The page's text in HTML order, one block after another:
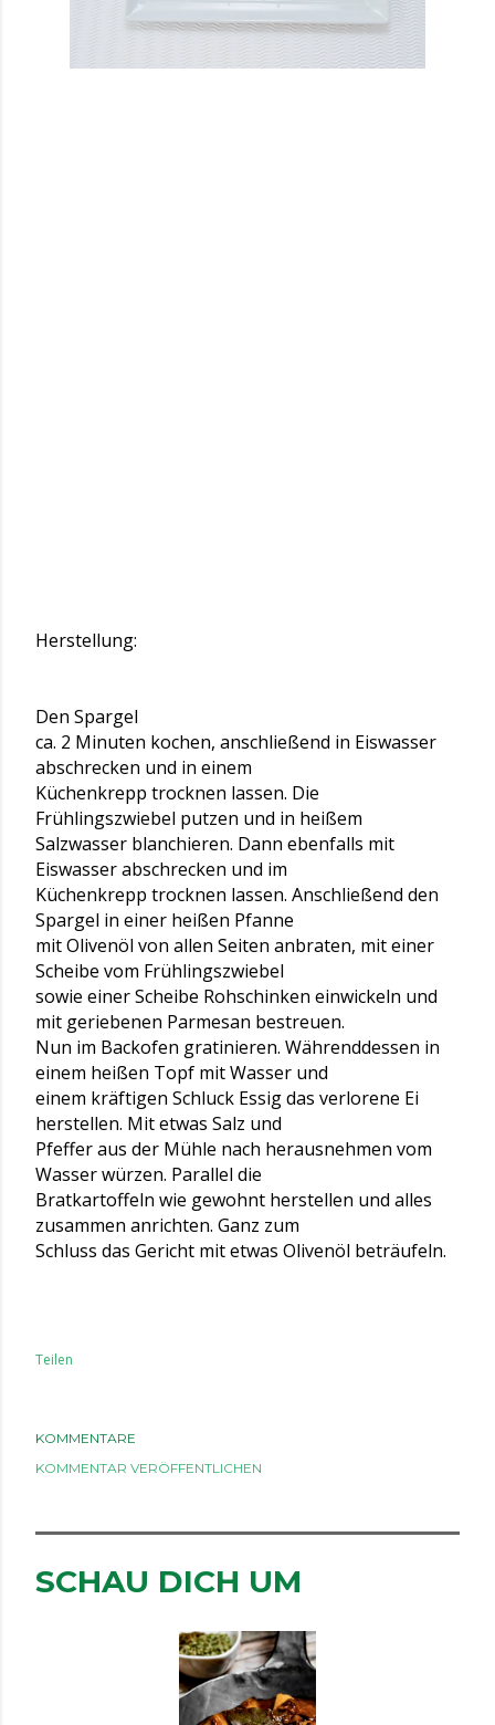
Herstellung:
Den Spargel
ca. 2 Minuten kochen, anschließend in Eiswasser
abschrecken und in einem
Küchenkrepp trocknen lassen. Die
Frühlingszwiebel putzen und in heißem
Salzwasser blanchieren. Dann ebenfalls mit
Eiswasser abschrecken und im
Küchenkrepp trocknen lassen. Anschließend den
Spargel in einer heißen Pfanne
mit Olivenöl von allen Seiten anbraten, mit einer
Scheibe vom Frühlingszwiebel
sowie einer Scheibe Rohschinken einwickeln und
mit geriebenen Parmesan bestreuen.
Nun im Backofen gratinieren. Währenddessen in
einem heißen Topf mit Wasser und
einem kräftigen Schluck Essig das verlorene Ei
herstellen. Mit etwas Salz und
Pfeffer aus der Mühle nach herausnehmen vom
Wasser würzen. Parallel die
Bratkartoffeln wie gewohnt herstellen und alles
zusammen anrichten. Ganz zum
Schluss das Gericht mit etwas Olivenöl beträufeln.
Teilen
KOMMENTARE
KOMMENTAR VERÖFFENTLICHEN
SCHAU DICH UM